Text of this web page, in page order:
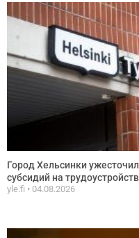
Город Хельсинки
субсидий на
yle.fi 04.08.2026